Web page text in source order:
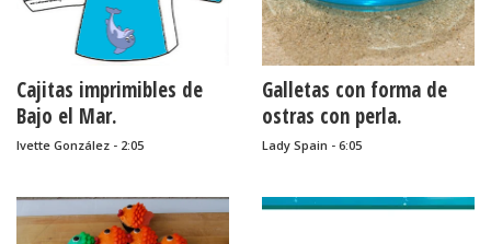
Cajitas imprimibles de
Bajo el Mar.
Ivette González - 2:05
Galletas con forma de
ostras con perla.
Lady Spain - 6:05